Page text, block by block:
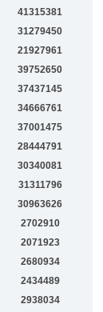
41315381
31279450
21927961
39752650
37437145
34666761
37001475
28444791
30340081
31311796
30963626
2702910
2071923
2680934
2434489
2938034